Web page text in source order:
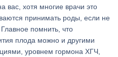
вас, хотя многие врачи это
принимать роды, если не
помнить, что
плода можно и другими
уровнем гормона ХГЧ,